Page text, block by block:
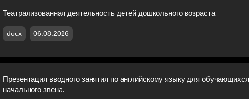
Театрализованная деятельность детей дошкольного возраста
docx 06.08.2026
Презентация вводного занятия по английскому языку для обучающихся
начального звена.